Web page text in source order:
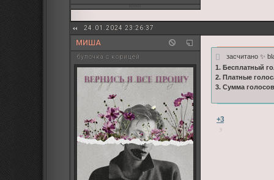
24.01.2024 23:26:37
МИША
булочка с корицей
засчитано ✨
1. Бесплатный
2. Платные
3. Сумма
+3